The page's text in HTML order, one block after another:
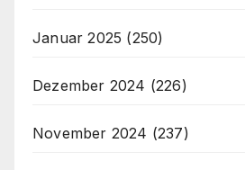
Januar 2025 (250)
Dezember 2024 (226)
November 2024 (237)